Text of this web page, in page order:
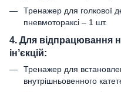
Тренажер для голкової
пневмотораксі – 1 шт.
4. Для відпрацювання
інʼєкцій:
Тренажер для
внутрішньовенного